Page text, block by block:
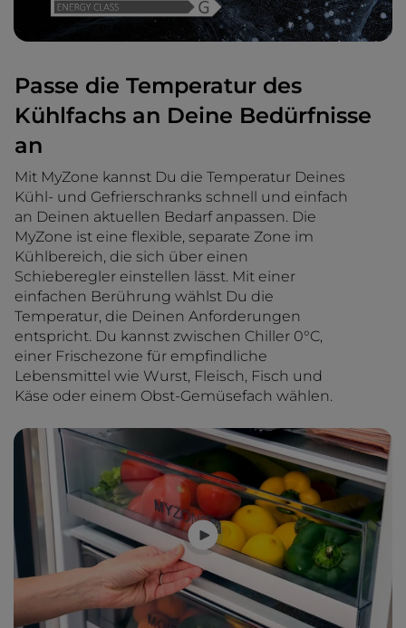
Passe die Temperatur des
Kühlfachs an Deine Bedürfnisse
an
Mit MyZone kannst Du die Temperatur Deines
Kühl- und Gefrierschranks schnell und einfach
an Deinen aktuellen Bedarf anpassen. Die
MyZone ist eine flexible, separate Zone im
Kühlbereich, die sich über einen
Schieberegler einstellen lässt. Mit einer
einfachen Berührung wählst Du die
Temperatur, die Deinen Anforderungen
entspricht. Du kannst zwischen Chiller 0°C,
einer Frischezone für empfindliche
Lebensmittel wie Wurst, Fleisch, Fisch und
Käse oder einem Obst-Gemüsefach wählen.